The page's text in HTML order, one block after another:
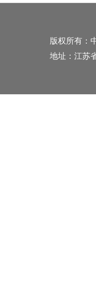
版权所有：
地址：江苏